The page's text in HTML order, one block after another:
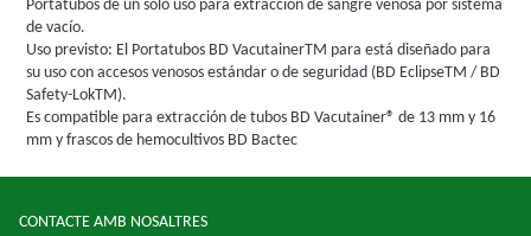
Portatubos de un solo uso para extracción de sangre venosa por sistema
de vacío.
Uso previsto: El Portatubos BD VacutainerTM para está diseñado para
su uso con accesos venosos estándar o de seguridad (BD EclipseTM / BD
Safety-LokTM).
Es compatible para extracción de tubos BD Vacutainer® de 13 mm y 16
mm y frascos de hemocultivos BD Bactec
CONTACTE AMB NOSALTRES